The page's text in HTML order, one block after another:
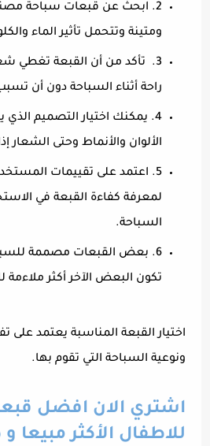
2. ابحث عن قبعات سباحة
ومتينة وتتحمل تأثير الماء
3. تأكد من أن القبعة تغطي
راحة أثناء السباحة دون أن
4. يمكنك اختيار التصميم
الألوان والأنماط وحتى
5. اعتمد على تقييمات
لمعرفة كفاءة القبعة في
السباحة.
6. بعض القبعات مصممة
تكون البعض الآخر أكثر ملاءمة
اختيار القبعة المناسبة يعتمد
ونوعية السباحة التي تقوم بها.
اشتري الان افضل
للاطفال الأكثر مبيعا